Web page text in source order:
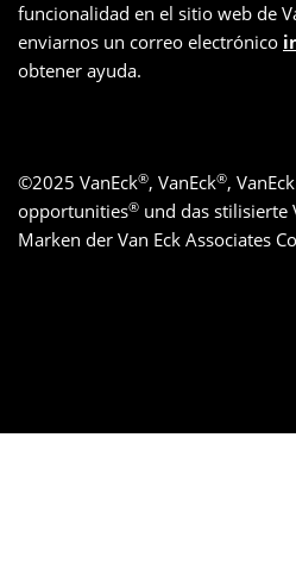
funcionalidad en el sitio web de
enviarnos un correo electrónico
obtener ayuda.
©2025 VanEck®, VanEck®,
opportunities® und das stilisierte
Marken der Van Eck Associates